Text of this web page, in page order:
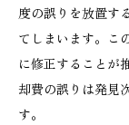
度の誤りを放置す
てしまいます。こ
に修正することが
却費の誤りは発見
す。